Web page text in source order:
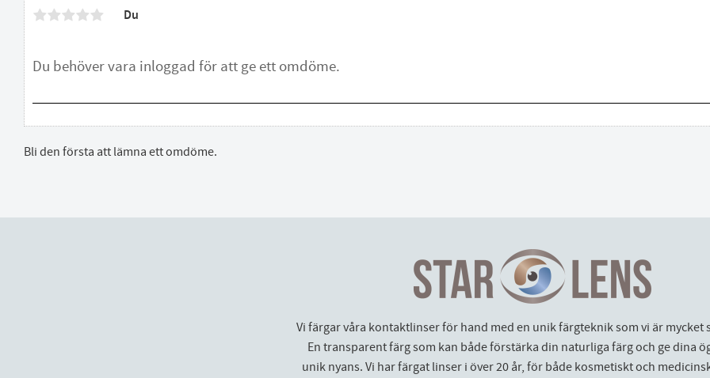
Du
Bli den första att lämna ett omdöme.
Vi färgar våra kontaktlinser för hand med en unik färgteknik som vi är
En transparent färg som kan både förstärka din naturliga färg och ge dina
unik nyans. Vi har färgat linser i över 20 år, för både kosmetiskt och